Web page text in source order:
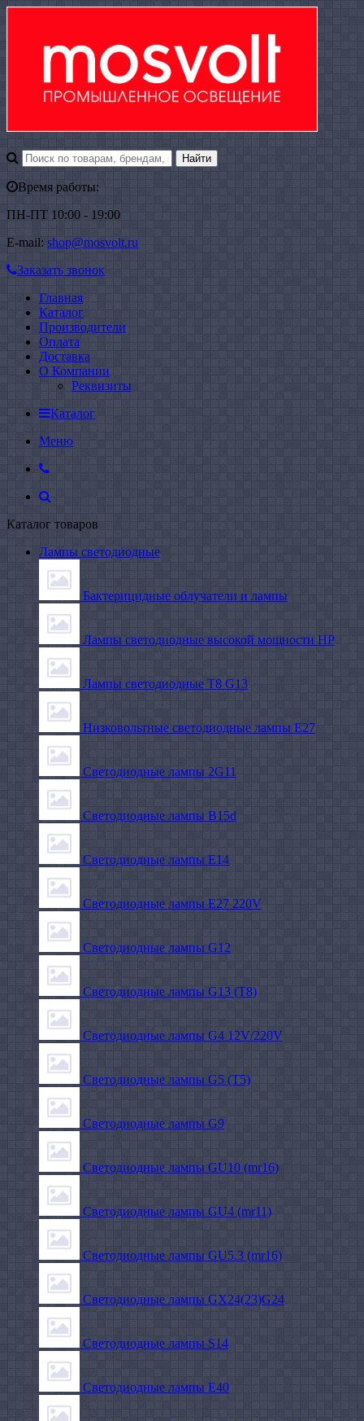
Время работы:
ПН-ПТ 10:00 - 19:00
E-mail: shop@mosvolt.ru
Заказать звонок
Главная
Каталог
Производители
Оплата
Доставка
О Компании
Реквизиты
Каталог
Меню
Каталог товаров
Лампы светодиодные
Бактерицидные облучатели и лампы
Лампы светодиодные высокой мощности HP
Лампы светодиодные Т8 G13
Низковольтные светодиодные лампы E27
Светодиодные лампы 2G11
Светодиодные лампы B15d
Светодиодные лампы E14
Светодиодные лампы E27 220V
Светодиодные лампы G12
Светодиодные лампы G13 (T8)
Светодиодные лампы G4 12V/220V
Светодиодные лампы G5 (T5)
Светодиодные лампы G9
Светодиодные лампы GU10 (mr16)
Светодиодные лампы GU4 (mr11)
Светодиодные лампы GU5.3 (mr16)
Светодиодные лампы GX24(23)G24
Светодиодные лампы S14
Светодиодные лампы Е40